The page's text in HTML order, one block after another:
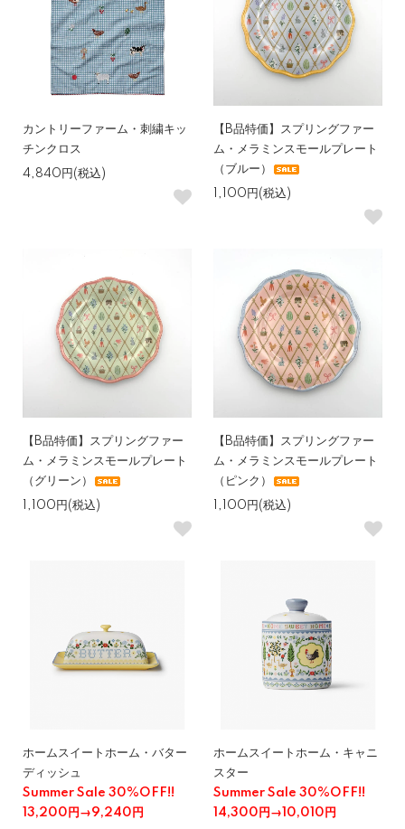
カントリーファーム・刺繍キッ
チンクロス
4,840円(税込)
【B品特価】スプリングファー
ム・メラミンスモールプレート
（ブルー）
1,100円(税込)
【B品特価】スプリングファー
ム・メラミンスモールプレート
（グリーン）
1,100円(税込)
【B品特価】スプリングファー
ム・メラミンスモールプレート
（ピンク）
1,100円(税込)
ホームスイートホーム・バター
ディッシュ
Summer Sale 30%OFF!!
13,200円→9,240円
ホームスイートホーム・キャニ
スター
Summer Sale 30%OFF!!
14,300円→10,010円